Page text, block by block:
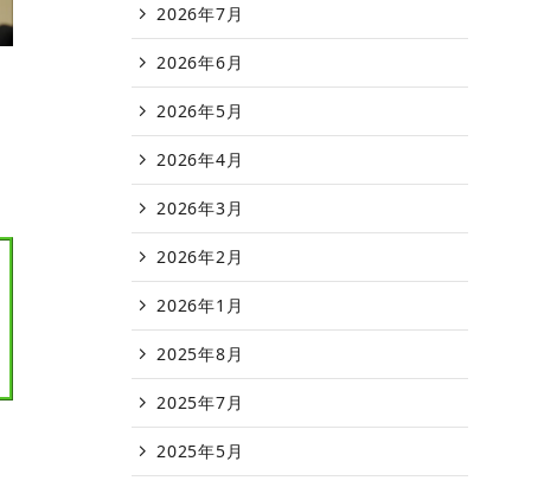
2026年7月
2026年6月
2026年5月
2026年4月
2026年3月
2026年2月
2026年1月
2025年8月
2025年7月
2025年5月